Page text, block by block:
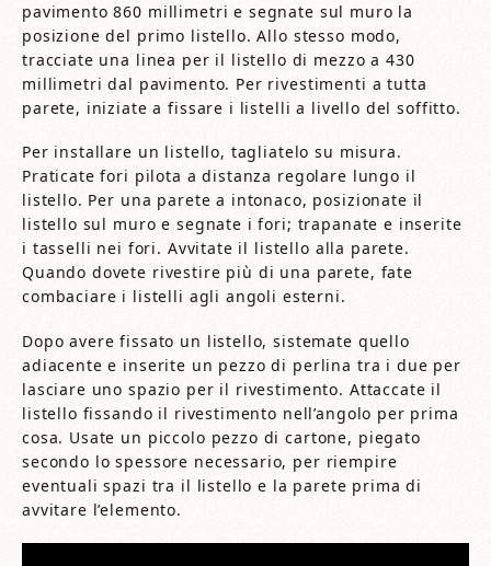
pavimento 860 millimetri e segnate sul muro la
posizione del primo listello. Allo stesso modo,
tracciate una linea per il listello di mezzo a 430
millimetri dal pavimento. Per rivestimenti a tutta
parete, iniziate a fissare i listelli a livello del soffitto.
Per installare un listello, tagliatelo su misura.
Praticate fori pilota a distanza regolare lungo il
listello. Per una parete a intonaco, posizionate il
listello sul muro e segnate i fori; trapanate e inserite
i tasselli nei fori. Avvitate il listello alla parete.
Quando dovete rivestire più di una parete, fate
combaciare i listelli agli angoli esterni.
Dopo avere fissato un listello, sistemate quello
adiacente e inserite un pezzo di perlina tra i due per
lasciare uno spazio per il rivestimento. Attaccate il
listello fissando il rivestimento nell’angolo per prima
cosa. Usate un piccolo pezzo di cartone, piegato
secondo lo spessore necessario, per riempire
eventuali spazi tra il listello e la parete prima di
avvitare l’elemento.